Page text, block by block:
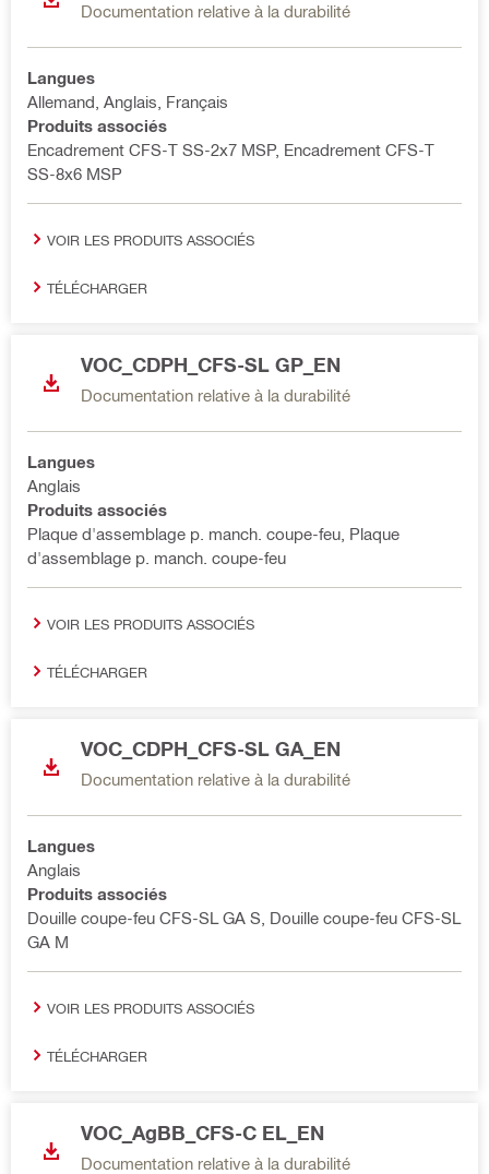
Documentation relative à la durabilité
Langues
Allemand, Anglais, Français
Produits associés
Encadrement CFS-T SS-2x7 MSP, Encadrement CFS-T
SS-8x6 MSP
VOIR LES PRODUITS ASSOCIÉS
TÉLÉCHARGER
VOC_CDPH_CFS-SL GP_EN
Documentation relative à la durabilité
Langues
Anglais
Produits associés
Plaque d'assemblage p. manch. coupe-feu, Plaque
d'assemblage p. manch. coupe-feu
VOIR LES PRODUITS ASSOCIÉS
TÉLÉCHARGER
VOC_CDPH_CFS-SL GA_EN
Documentation relative à la durabilité
Langues
Anglais
Produits associés
Douille coupe-feu CFS-SL GA S, Douille coupe-feu CFS-SL
GA M
VOIR LES PRODUITS ASSOCIÉS
TÉLÉCHARGER
VOC_AgBB_CFS-C EL_EN
Documentation relative à la durabilité